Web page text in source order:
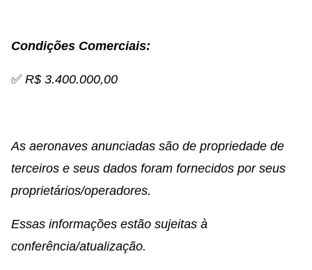
Condições Comerciais:
✅ R$ 3.400.000,00
As aeronaves anunciadas são de propriedade de
terceiros e seus dados foram fornecidos por seus
proprietários/operadores.
Essas informações estão sujeitas à
conferência/atualização.